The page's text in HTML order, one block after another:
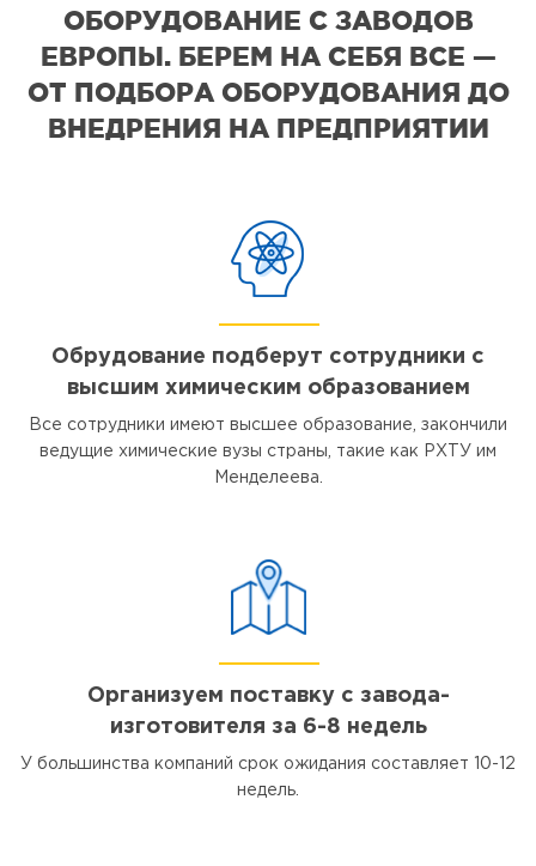
ОБОРУДОВАНИЕ С ЗАВОДОВ
ЕВРОПЫ. БЕРЕМ НА СЕБЯ ВСЕ —
ОТ ПОДБОРА ОБОРУДОВАНИЯ ДО
ВНЕДРЕНИЯ НА ПРЕДПРИЯТИИ
Обрудование подберут сотрудники с
высшим химическим образованием
Все сотрудники имеют высшее образование, закончили
ведущие химические вузы страны, такие как РХТУ им
Менделеева.
Организуем поставку с завода-
изготовителя за 6-8 недель
У большинства компаний срок ожидания составляет 10-12
недель.